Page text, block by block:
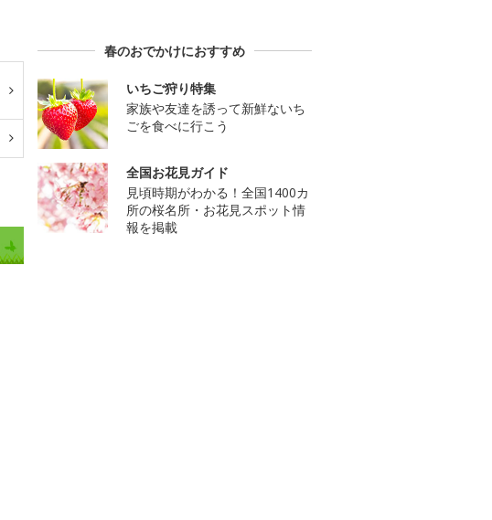
春のおでかけにおすすめ
いちご狩り特集
家族や友達を誘って新鮮ないち
ごを食べに行こう
全国お花見ガイド
見頃時期がわかる！全国1400カ
所の桜名所・お花見スポット情
報を掲載